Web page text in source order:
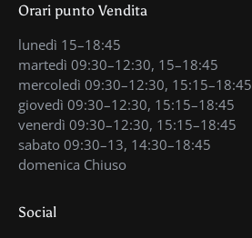
Orari punto Vendita
lunedì 15–18:45
martedì 09:30–12:30, 15–18:45
mercoledì 09:30–12:30, 15:15–18:45
giovedì 09:30–12:30, 15:15–18:45
venerdì 09:30–12:30, 15:15–18:45
sabato 09:30–13, 14:30–18:45
domenica Chiuso
Social